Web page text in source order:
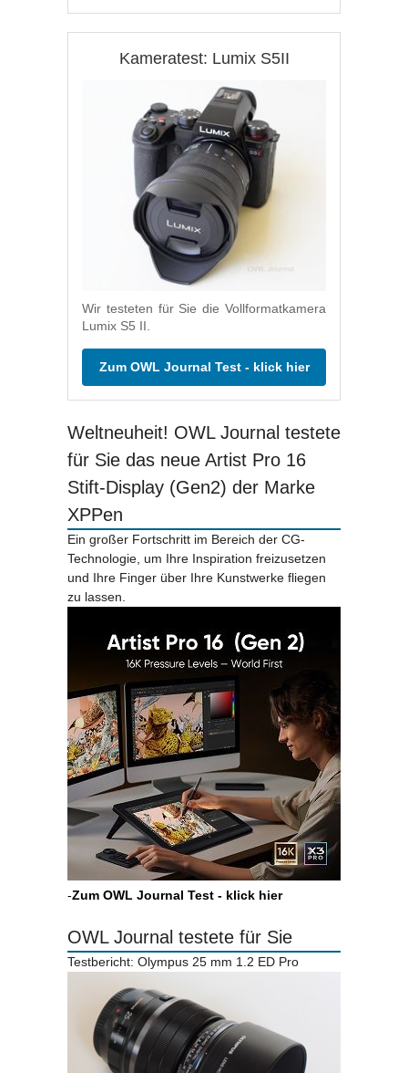
Kameratest: Lumix S5II
Wir testeten für Sie die Vollformatkamera
Lumix S5 II.
Zum OWL Journal Test - klick hier
Weltneuheit! OWL Journal testete
für Sie das neue Artist Pro 16
Stift-Display (Gen2) der Marke
XPPen
Ein großer Fortschritt im Bereich der CG-
Technologie, um Ihre Inspiration freizusetzen
und Ihre Finger über Ihre Kunstwerke fliegen
zu lassen.
-Zum OWL Journal Test - klick hier
OWL Journal testete für Sie
Testbericht: Olympus 25 mm 1.2 ED Pro